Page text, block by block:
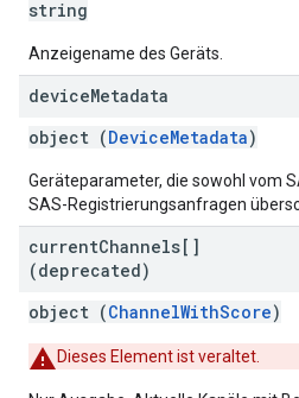
string
Anzeigename des Geräts.
deviceMetadata
object (DeviceMetadata)
Geräteparameter, die sowohl vom
SAS-Registrierungsanfragen
currentChannels[]
(deprecated)
object (ChannelWithScore)
Dieses Element ist veraltet.